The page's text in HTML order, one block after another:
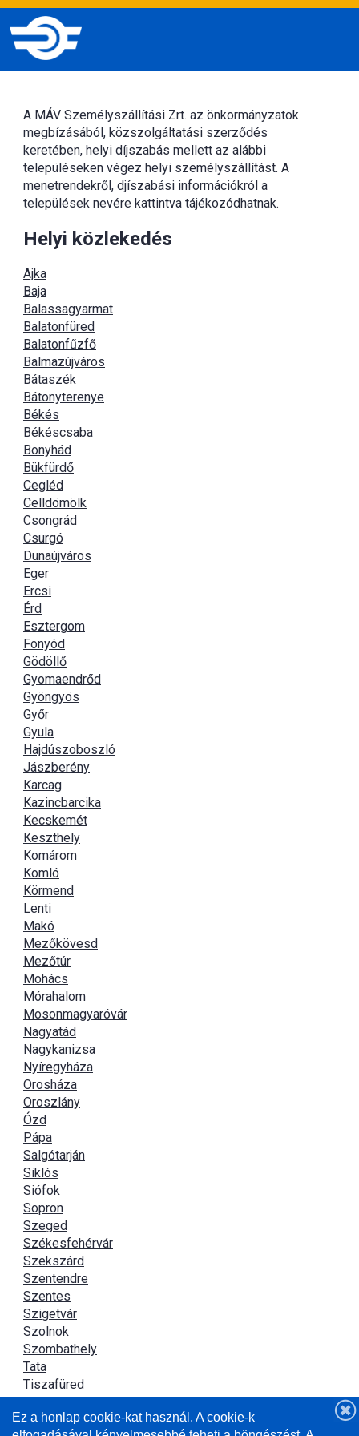
A MÁV Személyszállítási Zrt. az önkormányzatok
megbízásából, közszolgáltatási szerződés
keretében, helyi díjszabás mellett az alábbi
településeken végez helyi személyszállítást. A
menetrendekről, djíszabási információkról a
települések nevére kattintva tájékozódhatnak.
Helyi közlekedés
Ajka
Baja
Balassagyarmat
Balatonfüred
Balatonfűzfő
Balmazújváros
Bátaszék
Bátonyterenye
Békés
Békéscsaba
Bonyhád
Bükfürdő
Cegléd
Celldömölk
Csongrád
Csurgó
Dunaújváros
Eger
Ercsi
Érd
Esztergom
Fonyód
Gödöllő
Gyomaendrőd
Gyöngyös
Győr
Gyula
Hajdúszoboszló
Jászberény
Karcag
Kazincbarcika
Kecskemét
Keszthely
Komárom
Komló
Körmend
Lenti
Makó
Mezőkövesd
Mezőtúr
Mohács
Mórahalom
Mosonmagyaróvár
Nagyatád
Nagykanizsa
Nyíregyháza
Orosháza
Oroszlány
Ózd
Pápa
Salgótarján
Siklós
Siófok
Sopron
Szeged
Székesfehérvár
Szekszárd
Szentendre
Szentes
Szigetvár
Szolnok
Szombathely
Tata
Tiszafüred
Újszász
Ez a honlap cookie-kat használ. A cookie-k